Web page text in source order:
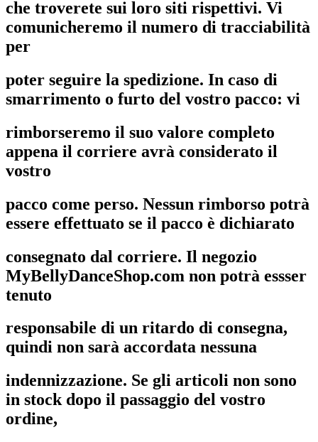
che troverete sui loro siti rispettivi. Vi
comunicheremo il numero di tracciabilità
per
poter seguire la spedizione. In caso di
smarrimento o furto del vostro pacco: vi
rimborseremo il suo valore completo
appena il corriere avrà considerato il
vostro
pacco come perso. Nessun rimborso potrà
essere effettuato se il pacco è dichiarato
consegnato dal corriere. Il negozio
MyBellyDanceShop.com non potrà essser
tenuto
responsabile di un ritardo di consegna,
quindi non sarà accordata nessuna
indennizzazione. Se gli articoli non sono
in stock dopo il passaggio del vostro
ordine,